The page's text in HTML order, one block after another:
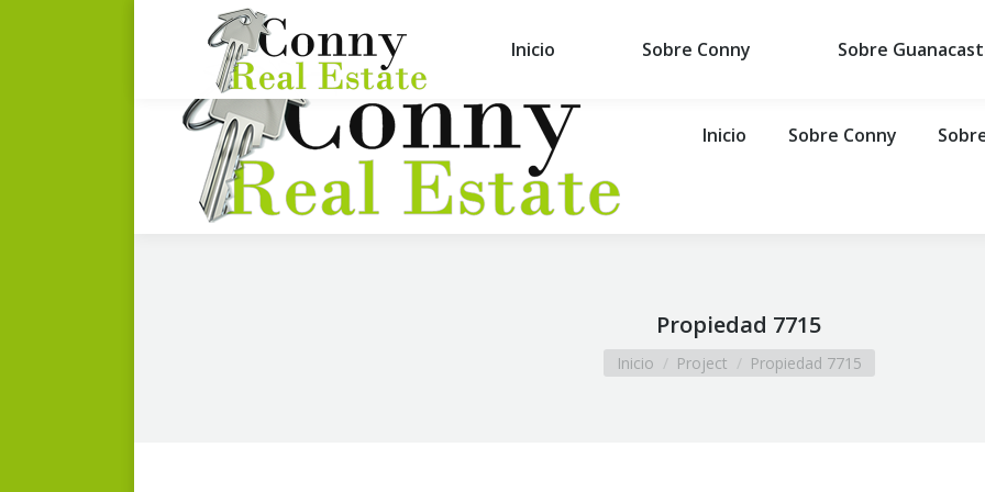
(506) 8378-7800
Inicio Sobre Conny
Propiedad 7715
Estás aquí:
Inicio Project Propiedad 7715
Inicio Sobre Conny Sobre